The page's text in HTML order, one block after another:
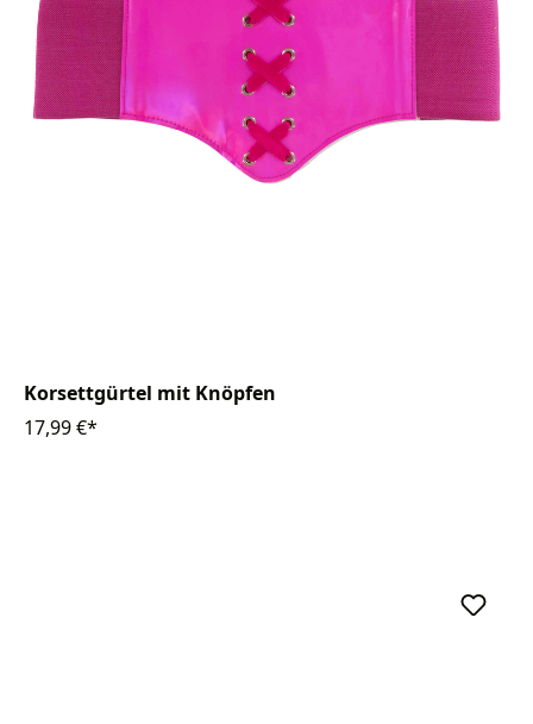
Korsettgürtel mit Knöpfen
17,99 €*